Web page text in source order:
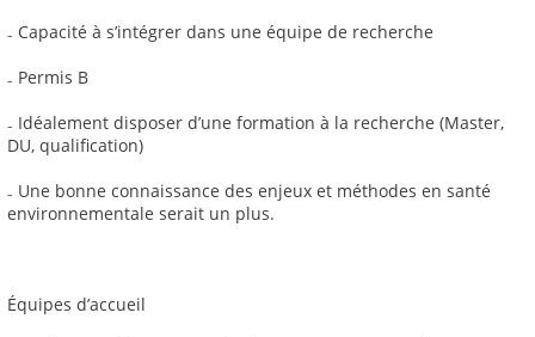
₋ Capacité à s’intégrer dans une équipe de recherche
₋ Permis B
₋ Idéalement disposer d’une formation à la recherche (Master,
DU, qualification)
₋ Une bonne connaissance des enjeux et méthodes en santé
environnementale serait un plus.
Équipes d’accueil